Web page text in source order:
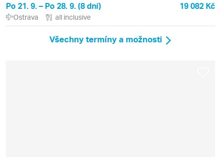
Po 21. 9. – Po 28. 9. (8 dní) 19 082 Kč
Ostrava all inclusive
Všechny termíny a možnosti